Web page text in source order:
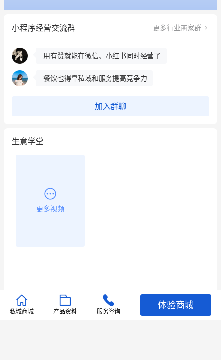
小程序经营交流群 更多行业商家群
冰墩墩货源充足需要的联系我
这个营销策划案例推荐大家看一下
用有赞就能在微信、小红书同时经营了
餐饮也得靠私域和服务提高竞争力
加入群聊
生意学堂
更多视频
推荐文章
私域商城 产品资料 服务咨询
体验商城